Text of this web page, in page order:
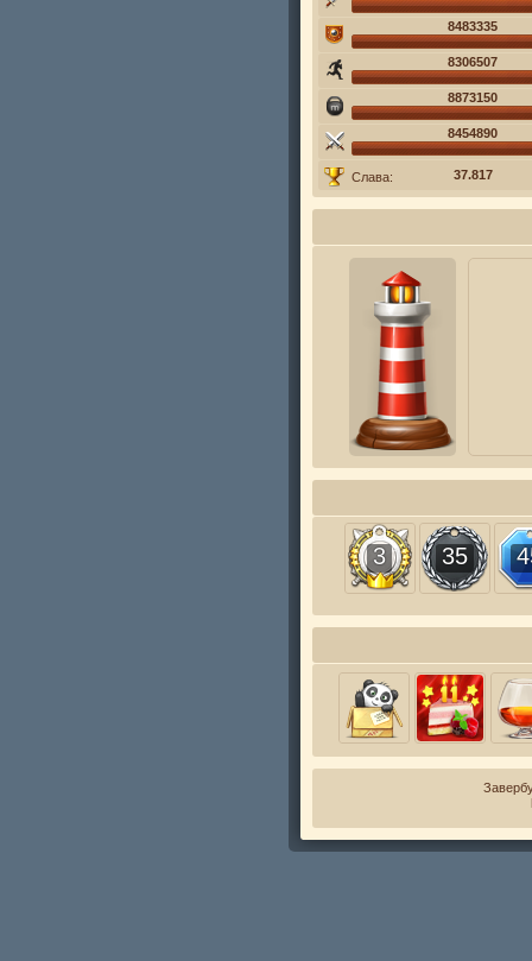
8483335
8306507
8873150
8454890
Слава: 37.817
3 35